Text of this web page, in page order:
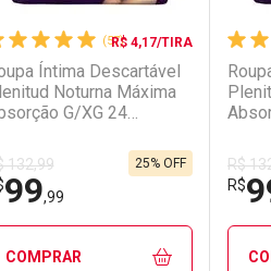
(57)
R$ 4,17/TIRA
Íntima Descartável
Noturna Máxima
G/XG 24
132,99
99,99
25% OFF
COMPRAR
R$
R$